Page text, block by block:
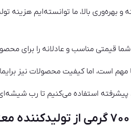
قیمتی مناسب و عادلانه را برای
است، اما کیفیت محصولات نیز
تا رب شیشه‌ای ۷۰۰ گرمی با کیفیت بالا را برای شما تولید